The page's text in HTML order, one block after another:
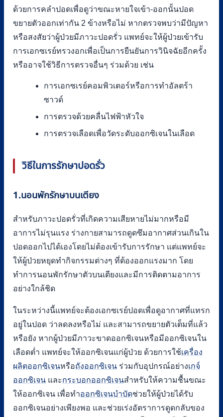
ด้วยการคลำปอดเพื่อดูว่าขณะหายใจเข้า-ออกนั้นปอด
ขยายตัวออกเท่ากัน 2 ข้างหรือไม่ หากตรวจพบว่ามีปัญหา
หรือสงสัยว่าผู้ป่วยมีภาวะปอดรั่ว แพทย์จะให้ผู้ป่วยเข้ารับ
การเอกซเรย์ทรวงอกเพื่อเป็นการยืนยันการวินิจฉัยอีกครั้ง
หรืออาจใช้วิธีการตรวจอื่นๆ ร่วมด้วย เช่น
การเอกซเรย์คอมพิวเตอร์หรือการทำอัลตร้า
ซาวด์
การตรวจด้วยคลื่นไฟฟ้าหัวใจ
การตรวจเลือดเพื่อวัดระดับออกซิเจนในเลือด
วิธีในการรักษาปอดรั่ว
1.นอนพักรักษาบนเตียง
สำหรับภาวะปอดรั่วที่เกิดความเสียหายไม่มากหรือมี
อาการไม่รุนแรง ร่างกายสามารถดูดซึมอากาศส่วนเกินใน
ปอดออกไปได้เองโดยไม่ต้องเข้ารับการรักษา แต่แพทย์จะ
ให้ผู้ป่วยหยุดทำกิจกรรมต่างๆ ที่ต้องออกแรงมาก โดย
ทำการนอนพักรักษาตัวบนเตียงและมีการติดตามอาการ
อย่างใกล้ชิด
ในระหว่างนี้แพทย์จะต้องเอกซเรย์ปอดเพื่อดูอากาศที่แทรก
อยู่ในปอด ว่าลดลงหรือไม่ และสามารถขยายตัวเต็มที่แล้ว
หรือยัง หากผู้ป่วยมีภาวะขาดออกซิเจนหรือมีออกซิเจนใน
เลือดต่ำ แพทย์จะให้ออกซิเจนแก่ผู้ป่วย ด้วยการใช้เครื่อง
ผลิตออกซิเจนหรือถังออกซิเจน ร่วมกับอุปกรณ์อย่างเกจ์
ออกซิเจน และกระบอกออกซิเจนสำหรับให้ความชื้นขณะ
ให้ออกซิเจน เพื่อทำออกซิเจนบำบัดช่วยให้ผู้ป่วยได้รับ
ออกซิเจนอย่างเพียงพอ และช่วยเร่งอัตราการดูดกลับของ